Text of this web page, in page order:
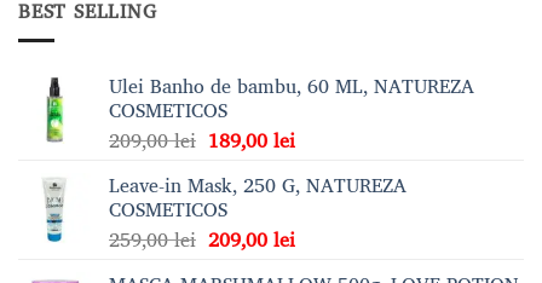
BEST SELLING
Ulei Banho de bambu, 60 ML, NATUREZA
COSMETICOS
209,00lei Prețul
a
fost:
209,00 lei.
189,00leiPrețul
este:
Leave-in Mask, 250 G, NATUREZA
COSMETICOS
259,00lei Prețul
209,00leiPrețul